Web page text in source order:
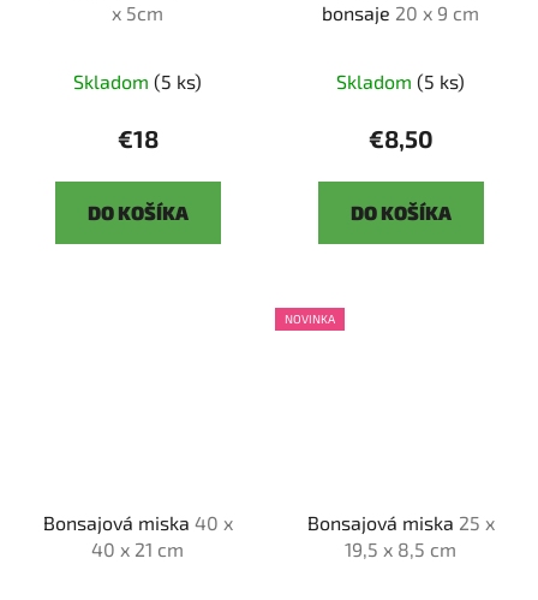
x 5cm
Skladom (5 ks)
€18
DO KOŠÍKA
bonsaje 20 x 9 cm
Skladom (5 ks)
€8,50
DO KOŠÍKA
Bonsajová miska 40 x
40 x 21 cm
NOVINKA
Bonsajová miska 25 x
19,5 x 8,5 cm